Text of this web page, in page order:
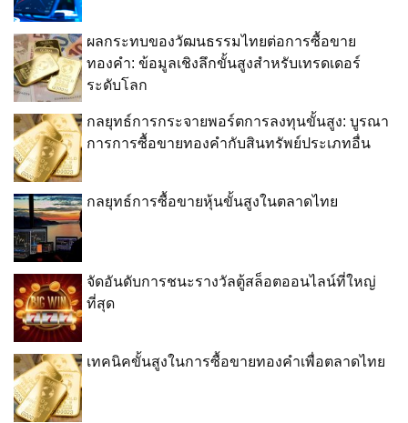
ผลกระทบของวัฒนธรรมไทยต่อการซื้อขาย
ทองคำ: ข้อมูลเชิงลึกขั้นสูงสำหรับเทรดเดอร์
ระดับโลก
กลยุทธ์การกระจายพอร์ตการลงทุนขั้นสูง: บูรณา
การการซื้อขายทองคำกับสินทรัพย์ประเภทอื่น
กลยุทธ์การซื้อขายหุ้นขั้นสูงในตลาดไทย
จัดอันดับการชนะรางวัลตู้สล็อตออนไลน์ที่ใหญ่
ที่สุด
เทคนิคขั้นสูงในการซื้อขายทองคำเพื่อตลาดไทย